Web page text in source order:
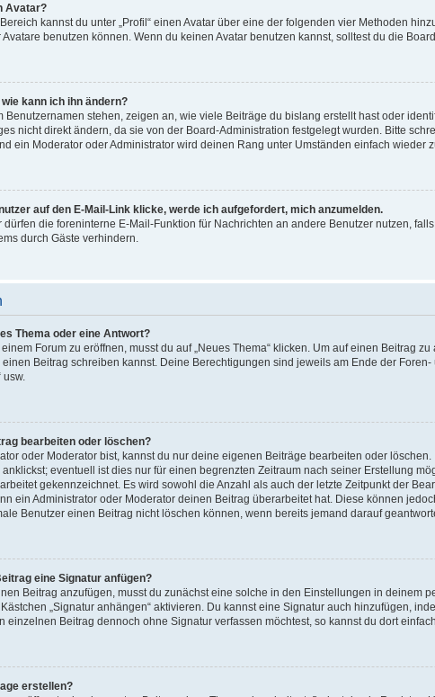
Avatar?
kannst du unter „Profil“ einen Avatar über eine der folgenden vier Methoden
benutzen können. Wenn du keinen Avatar benutzen kannst, solltest du die
kann ich ihn ändern?
Benutzernamen stehen, zeigen an, wie viele Beiträge du bislang erstellt hast oder
nicht direkt ändern, da sie von der Board-Administration festgelegt wurden. Bitte
ein Moderator oder Administrator wird deinen Rang unter Umständen einfach wieder
auf den E-Mail-Link klicke, werde ich aufgefordert, mich anzumelden.
dürfen die foreninterne E-Mail-Funktion für Nachrichten an andere Benutzer nutzen,
durch Gäste verhindern.
Thema oder eine Antwort?
Forum zu eröffnen, musst du auf „Neues Thema“ klicken. Um auf einen Beitrag
Beitrag schreiben kannst. Deine Berechtigungen sind jeweils am Ende der
bearbeiten oder löschen?
oder Moderator bist, kannst du nur deine eigenen Beiträge bearbeiten oder
eventuell ist dies nur für einen begrenzten Zeitraum nach seiner Erstellung
gekennzeichnet. Es wird sowohl die Anzahl als auch der letzte Zeitpunkt der
ein Administrator oder Moderator deinen Beitrag überarbeitet hat. Diese können
Benutzer einen Beitrag nicht löschen können, wenn bereits jemand darauf
eine Signatur anfügen?
Beitrag anzufügen, musst du zunächst eine solche in den Einstellungen in
„Signatur anhängen“ aktivieren. Du kannst eine Signatur auch hinzufügen,
einzelnen Beitrag dennoch ohne Signatur verfassen möchtest, so kannst du dort
erstellen?